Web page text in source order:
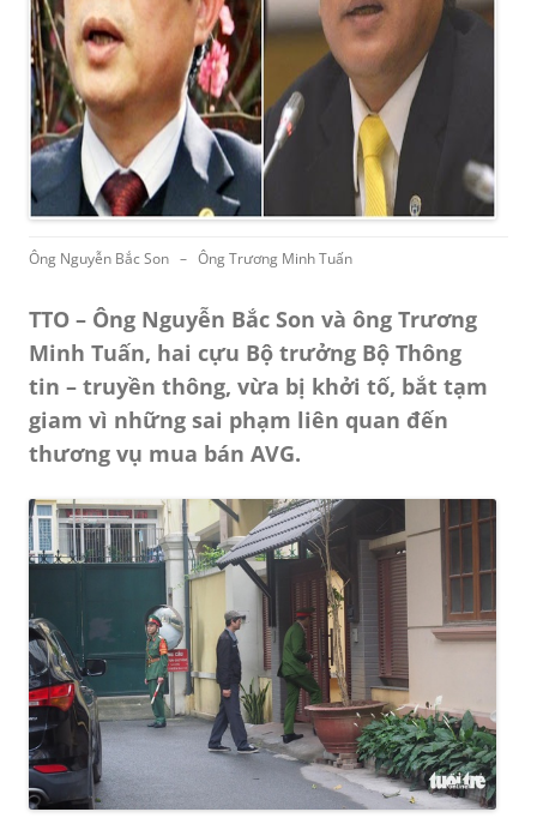
Ông Nguyễn Bắc Son – Ông Trương Minh Tuấn
TTO – Ông Nguyễn Bắc Son và ông Trương
Minh Tuấn, hai cựu Bộ trưởng Bộ Thông
tin – truyền thông, vừa bị khởi tố, bắt tạm
giam vì những sai phạm liên quan đến
thương vụ mua bán AVG.